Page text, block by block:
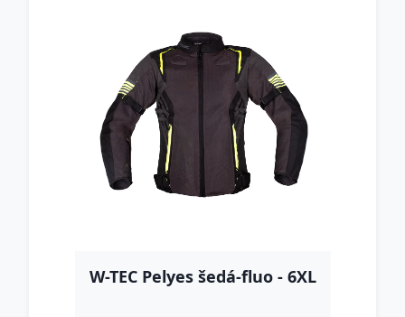
W-TEC Pelyes šedá-fluo - 6XL